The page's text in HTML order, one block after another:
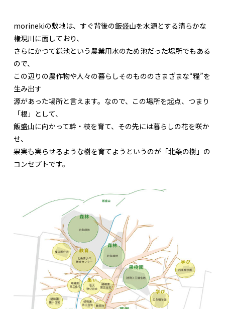
morinekiの敷地は、すぐ背後の飯盛山を水源とする清らかな
権現川に面しており、
さらにかつて鎌池という農業用水のため池だった場所でもある
ので、
この辺りの農作物や人々の暮らしそのもののさまざまな“糧”を
生み出す
源があった場所と言えます。なので、この場所を起点、つまり
「根」として、
飯盛山に向かって幹・枝を育て、その先には暮らしの花を咲か
せ、
果実も実らせるような樹を育てようというのが「北条の樹」の
コンセプトです。